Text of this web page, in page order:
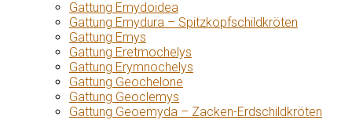
Gattung Emydoidea
Gattung Emydura – Spitzkopfschildkröten
Gattung Emys
Gattung Eretmochelys
Gattung Erymnochelys
Gattung Geochelone
Gattung Geoclemys
Gattung Geoemyda – Zacken-Erdschildkröten